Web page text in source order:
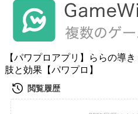
【パワプロアプリ】ららの導
肢と効果【パワプロ】